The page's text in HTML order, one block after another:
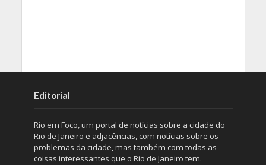
Editorial
Rio em Foco, um portal de notícias sobre a cidade do
Rio de Janeiro e adjacências, com notícias sobre os
problemas da cidade, mas também com todas as
coisas interessantes que o Rio de Janeiro tem.